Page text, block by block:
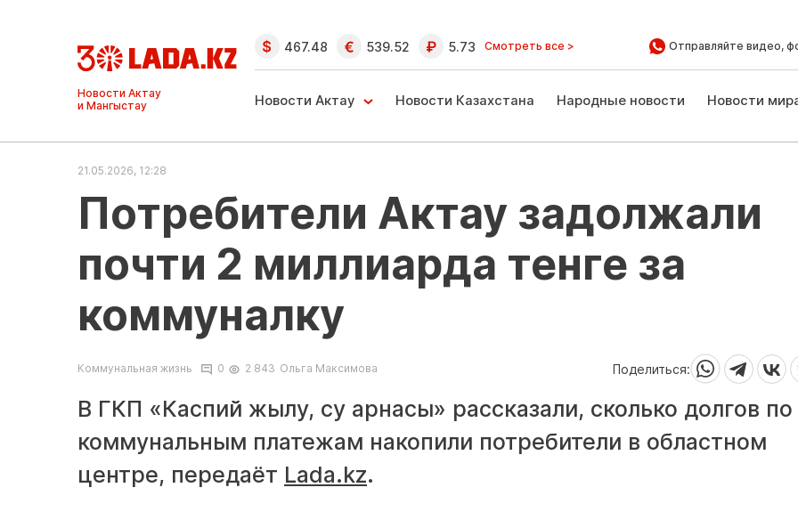
Ақтау және
Манғыстау
жаңалықтары
467.48 539.52 5.73 Смотреть все > Отправляйте видео,
Новости Актау Новости Казахстана Народные новости Новости
21.05.2026, 12:28
Потребители Актау задолжали
почти 2 миллиарда тенге за
коммуналку
Коммунальная жизнь 0 2 843 Ольга Максимова Поделиться:
В ГКП «Каспий жылу, су арнасы» рассказали, сколько долгов по
коммунальным платежам накопили потребители в областном
центре, передаёт Lada.kz.